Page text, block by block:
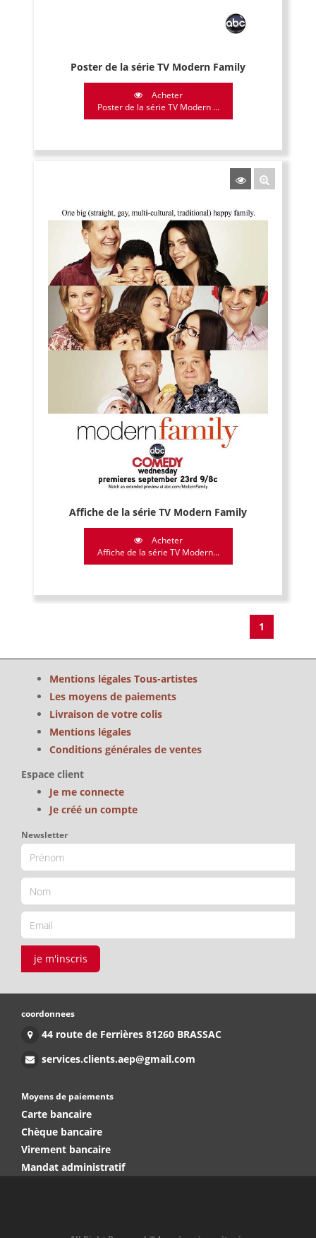
Poster de la série TV Modern Family
Acheter
Poster de la série TV Modern ...
Affiche de la série TV Modern Family
Acheter
Affiche de la série TV Modern...
1
Mentions légales Tous-artistes
Les moyens de paiements
Livraison de votre colis
Mentions légales
Conditions générales de ventes
Espace client
Je me connecte
Je créé un compte
Newsletter
je m'inscris
coordonnees
44 route de Ferrières 81260 BRASSAC
services.clients.aep@gmail.com
Moyens de paiements
Carte bancaire
Chèque bancaire
Virement bancaire
Mandat administratif